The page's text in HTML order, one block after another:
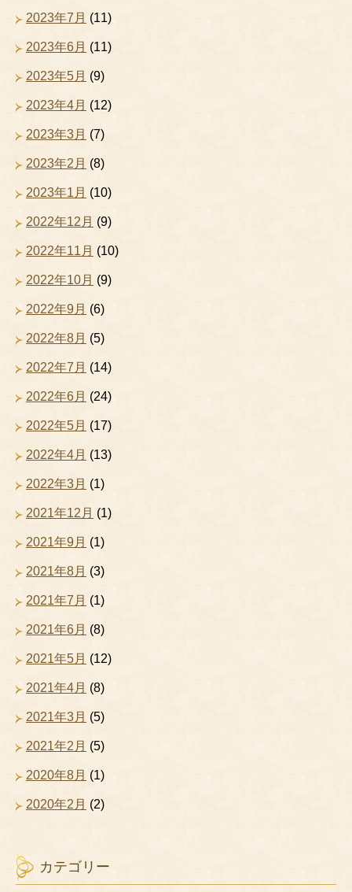
2023年7月 (11)
2023年6月 (11)
2023年5月 (9)
2023年4月 (12)
2023年3月 (7)
2023年2月 (8)
2023年1月 (10)
2022年12月 (9)
2022年11月 (10)
2022年10月 (9)
2022年9月 (6)
2022年8月 (5)
2022年7月 (14)
2022年6月 (24)
2022年5月 (17)
2022年4月 (13)
2022年3月 (1)
2021年12月 (1)
2021年9月 (1)
2021年8月 (3)
2021年7月 (1)
2021年6月 (8)
2021年5月 (12)
2021年4月 (8)
2021年3月 (5)
2021年2月 (5)
2020年8月 (1)
2020年2月 (2)
カテゴリー